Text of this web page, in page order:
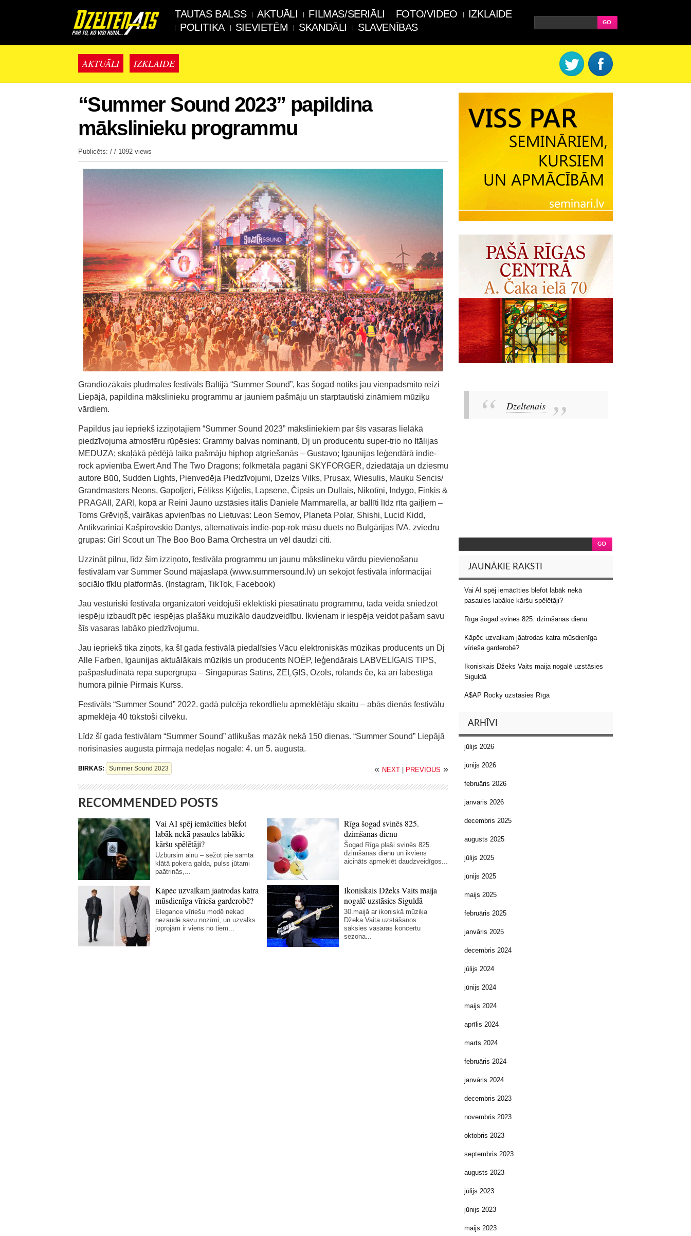
TAUTAS BALSS AKTUĀLI FILMAS/SERIĀLI FOTO/VIDEO
IZKLAIDE
POLITIKA
SIEVIETĒM SKANDĀLI SLAVENĪBAS
AKTUĀLI IZKLAIDE
“Summer Sound 2023” papildina
mākslinieku programmu
Publicēts: / / 1092 views
Grandiozākais pludmales festivāls Baltijā “Summer Sound”, kas šogad notiks jau vienpadsmito reizi
Liepājā, papildina mākslinieku programmu ar jauniem pašmāju un starptautiski zināmiem mūziķu
vārdiem.
Papildus jau iepriekš izziņotajiem “Summer Sound 2023” māksliniekiem par šīs vasaras lielākā
piedzīvojuma atmosfēru rūpēsies: Grammy balvas nominanti, Dj un producentu super-trio no Itālijas
MEDUZA; skaļākā pēdējā laika pašmāju hiphop atgriešanās – Gustavo; Igaunijas leģendārā indie-
rock apvienība Ewert And The Two Dragons; folkmetāla pagāni SKYFORGER, dziedātāja un dziesmu
autore Būū, Sudden Lights, Pienvedēja Piedzīvojumi, Dzelzs Vilks, Prusax, Wiesulis, Mauku Sencis/
Grandmasters Neons, Gapoljeri, Fēlikss Ķiģelis, Lapsene, Čipsis un Dullais, Nikotīņi, Indygo, Finķis &
PRAGAII, ZARI, kopā ar Reini Jauno uzstāsies itālis Daniele Mammarella, ar ballīti līdz rīta gaiļiem –
Toms Grēviņš, vairākas apvienības no Lietuvas: Leon Semov, Planeta Polar, Shishi, Lucid Kidd,
Antikvariniai Kašpirovskio Dantys, alternatīvais indie-pop-rok māsu duets no Bulgārijas IVA, zviedru
grupas: Girl Scout un The Boo Boo Bama Orchestra un vēl daudzi citi.
Uzzināt pilnu, līdz šim izziņoto, festivāla programmu un jaunu mākslineku vārdu pievienošanu
festivālam var Summer Sound mājaslapā (www.summersound.lv) un sekojot festivāla informācijai
sociālo tīklu platformās. (Instagram, TikTok, Facebook)
Jau vēsturiski festivāla organizatori veidojuši eklektiski piesātinātu programmu, tādā veidā sniedzot
iespēju izbaudīt pēc iespējas plašāku muzikālo daudzveidību. Ikvienam ir iespēja veidot pašam savu
šīs vasaras labāko piedzīvojumu.
Jau iepriekš tika ziņots, ka šī gada festivālā piedalīsies Vācu elektroniskās mūzikas producents un Dj
Alle Farben, Igaunijas aktuālākais mūziķis un producents NOËP, leģendārais LABVĒLĪGAIS TIPS,
pašpasludinātā repa supergrupa – Singapūras Satīns, ZEĻĢIS, Ozols, rolands če, kā arī labestīga
humora pilnie Pirmais Kurss.
Festivāls “Summer Sound” 2022. gadā pulcēja rekordlielu apmeklētāju skaitu – abās dienās festivālu
apmeklēja 40 tūkstoši cilvēku.
Līdz šī gada festivālam “Summer Sound” atlikušas mazāk nekā 150 dienas. “Summer Sound” Liepājā
norisināsies augusta pirmajā nedēļas nogalē: 4. un 5. augustā.
BIRKAS: Summer Sound 2023 « NEXT PREVIOUS »
RECOMMENDED POSTS
Vai AI spēj iemācīties blefot
labāk nekā pasaules labākie
kāršu spēlētāji?
Uzbursim ainu – sēžot pie samta
klātā pokera galda, pulss jūtami
paātrinās,...
Rīga šogad svinēs 825.
dzimšanas dienu
Šogad Rīga plaši svinēs 825.
dzimšanas dienu un ikviens
aicināts apmeklēt daudzveidīgos...
Kāpēc uzvalkam jāatrodas katra
mūsdienīga vīrieša garderobē?
Elegance vīriešu modē nekad
nezaudē savu nozīmi, un uzvalks
joprojām ir viens no tiem...
Ikoniskais Džeks Vaits maija
nogalē uzstāsies Siguldā
30.maijā ar ikoniskā mūziķa
Džeka Vaita uzstāšanos
sāksies vasaras koncertu
sezona...
Dzeltenais
JAUNĀKIE RAKSTI
Vai AI spēj iemācīties blefot labāk nekā
pasaules labākie kāršu spēlētāji?
Rīga šogad svinēs 825. dzimšanas dienu
Kāpēc uzvalkam jāatrodas katra mūsdienīga
vīrieša garderobē?
Ikoniskais Džeks Vaits maija nogalē uzstāsies
Siguldā
A$AP Rocky uzstāsies Rīgā
ARHĪVI
jūlijs 2026
jūnijs 2026
februāris 2026
janvāris 2026
decembris 2025
augusts 2025
jūlijs 2025
jūnijs 2025
maijs 2025
februāris 2025
janvāris 2025
decembris 2024
jūlijs 2024
jūnijs 2024
maijs 2024
aprīlis 2024
marts 2024
februāris 2024
janvāris 2024
decembris 2023
novembris 2023
oktobris 2023
septembris 2023
augusts 2023
jūlijs 2023
jūnijs 2023
maijs 2023